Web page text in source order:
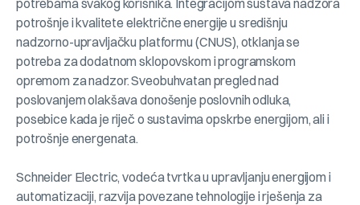
potrebama svakog korisnika. Integracijom sustava nadzora
potrošnje i kvalitete električne energije u središnju
nadzorno-upravljačku platformu (CNUS), otklanja se
potreba za dodatnom sklopovskom i programskom
opremom za nadzor. Sveobuhvatan pregled nad
poslovanjem olakšava donošenje poslovnih odluka,
posebice kada je riječ o sustavima opskrbe energijom, ali i
potrošnje energenata.
Schneider Electric, vodeća tvrtka u upravljanju energijom i
automatizaciji, razvija povezane tehnologije i rješenja za